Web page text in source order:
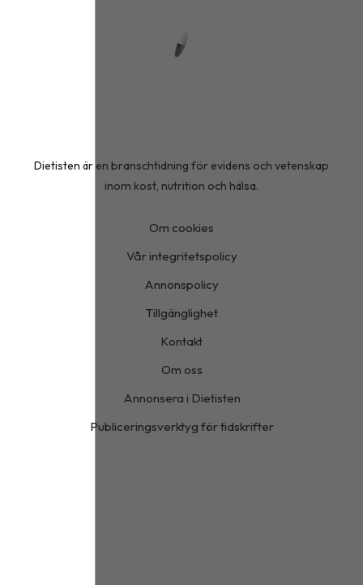
Dietisten är en branschtidning för evidens och vetenskap
inom kost, nutrition och hälsa.
Om cookies
Vår integritetspolicy
Annonspolicy
Tillgänglighet
Kontakt
Om oss
Annonsera i Dietisten
Publiceringsverktyg för tidskrifter